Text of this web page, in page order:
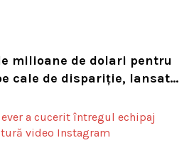
milioane de dolari pentru
cale de dispariție, lansat